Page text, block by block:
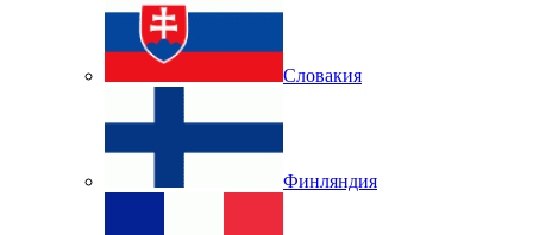
Словакия
Финляндия